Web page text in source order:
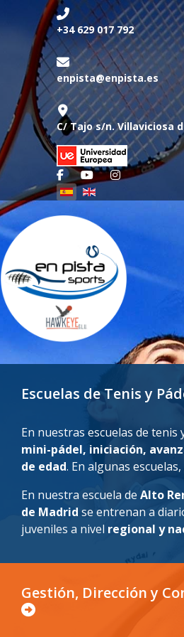
+34 629 017 792
enpista@enpista.es
C/ Tajo s/n. Villaviciosa
Seleccione su idioma
Escuelas de Tenis y
En nuestras escuelas de
mini-pádel, iniciación,
de edad. En algunas
En nuestra escuela de Alto
de Madrid se entrenan a
juveniles a nivel regional y
Gestión, Dirección y